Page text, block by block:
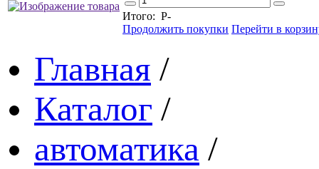
Итого: Р-
Продолжить покупки Перейти в
Главная /
Каталог /
автоматика /